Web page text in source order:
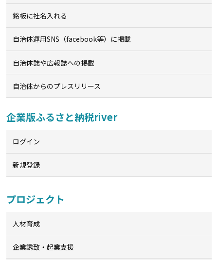
銘板に社名入れる
自治体運用SNS（facebook等）に掲載
自治体誌や広報誌への掲載
自治体からのプレスリリース
企業版ふるさと納税river
ログイン
新規登録
プロジェクト
人材育成
企業誘致・起業支援